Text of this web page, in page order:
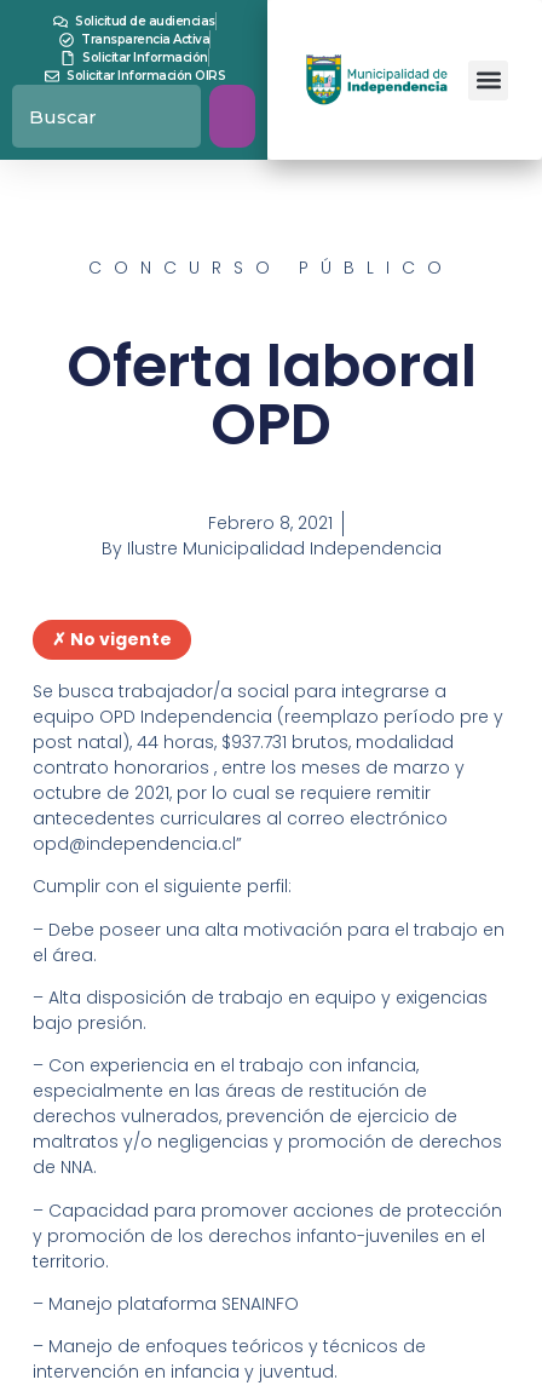
Solicitud de audiencias
Transparencia Activa
Solicitar Información
Solicitar Información OIRS
CONCURSO PÚBLICO
Oferta laboral
OPD
Febrero 8, 2021
ByIlustre Municipalidad Independencia
✗ No vigente
Se busca trabajador/a social para integrarse a
equipo OPD Independencia (reemplazo período pre y
post natal), 44 horas, $937.731 brutos, modalidad
contrato honorarios , entre los meses de marzo y
octubre de 2021, por lo cual se requiere remitir
antecedentes curriculares al correo electrónico
opd@independencia.cl”
Cumplir con el siguiente perfil:
– Debe poseer una alta motivación para el trabajo en
el área.
– Alta disposición de trabajo en equipo y exigencias
bajo presión.
– Con experiencia en el trabajo con infancia,
especialmente en las áreas de restitución de
derechos vulnerados, prevención de ejercicio de
maltratos y/o negligencias y promoción de derechos
de NNA.
– Capacidad para promover acciones de protección
y promoción de los derechos infanto-juveniles en el
territorio.
– Manejo plataforma SENAINFO
– Manejo de enfoques teóricos y técnicos de
intervención en infancia y juventud.